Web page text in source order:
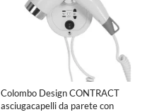
Colombo Design CONTRACT
asciugacapelli da parete con